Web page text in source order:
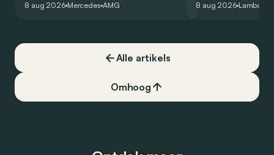
8 aug 2026 Mercedes AMG
een record voor
8 aug 2026
Alle artikels
Omhoog